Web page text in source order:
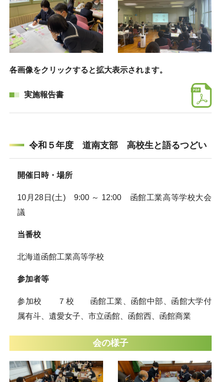
各画像をクリックすると拡大表示されます。
実施報告書
令和５年度 道南支部 高校生と語るつどい
開催日時・場所
10月28日(土) 9:00 ～ 12:00 函館工業高等学校大会
議
当番校
北海道函館工業高等学校
参加者等
参加校 ７校 函館工業、函館中部、函館大学付
属有斗、遺愛女子、市立函館、函館西、函館商業
会の様子